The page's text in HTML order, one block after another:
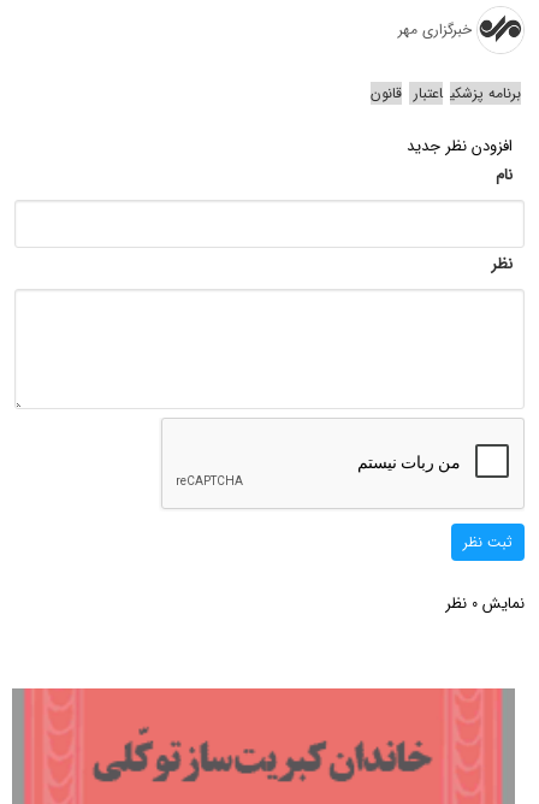
خبرگزاری مهر
برنامه پزشکی اعتبار قانون
افزودن نظر جدید
نام
نظر
ثبت نظر
نمایش 0 نظر